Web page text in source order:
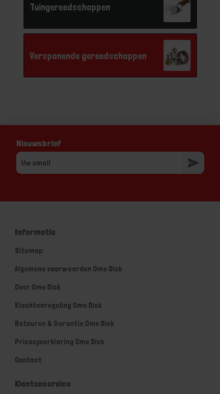
Tuingereedschappen
Verspanende gereedschappen
Nieuwsbrief
Informatie
Sitemap
Algemene voorwaarden Ome Dick
Over Ome Dick
Klachtenregeling Ome Dick
Retouren & Garantie Ome Dick
Privacyverklaring Ome Dick
Contact
Klantenservice